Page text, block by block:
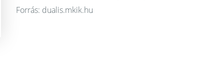
Forrás: dualis.mkik.hu